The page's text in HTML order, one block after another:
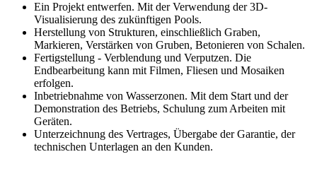
Ein Projekt entwerfen. Mit der Verwendung der 3D-
Visualisierung des zukünftigen Pools.
Herstellung von Strukturen, einschließlich Graben,
Markieren, Verstärken von Gruben, Betonieren von Schalen.
Fertigstellung - Verblendung und Verputzen. Die
Endbearbeitung kann mit Filmen, Fliesen und Mosaiken
erfolgen.
Inbetriebnahme von Wasserzonen. Mit dem Start und der
Demonstration des Betriebs, Schulung zum Arbeiten mit
Geräten.
Unterzeichnung des Vertrages, Übergabe der Garantie, der
technischen Unterlagen an den Kunden.